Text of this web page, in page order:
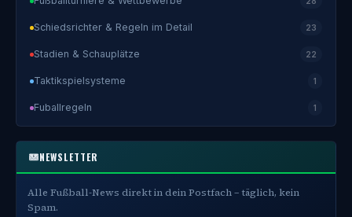
Schiedsrichter & Regeln im Detail 23
Stadien & Schauplätze 22
Taktikspielsysteme 1
Fuballregeln 1
NEWSLETTER
Alle Fußball-News direkt in dein Postfach – täglich, kein
Spam.